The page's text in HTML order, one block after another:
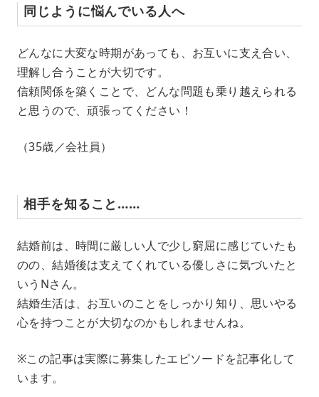
同じように悩んでいる人へ
どんなに大変な時期があっても、お互いに支え合い、
理解し合うことが大切です。
信頼関係を築くことで、どんな問題も乗り越えられる
と思うので、頑張ってください！
（35歳／会社員）
相手を知ること……
結婚前は、時間に厳しい人で少し窮屈に感じていたも
のの、結婚後は支えてくれている優しさに気づいたと
いうNさん。
結婚生活は、お互いのことをしっかり知り、思いやる
心を持つことが大切なのかもしれませんね。
※この記事は実際に募集したエピソードを記事化して
います。